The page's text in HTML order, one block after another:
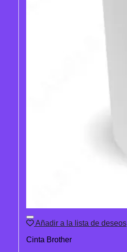
Añadir a la lista de deseos
Cinta Brother